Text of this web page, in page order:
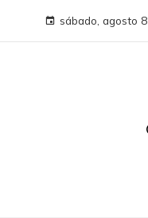
sábado, agosto 8